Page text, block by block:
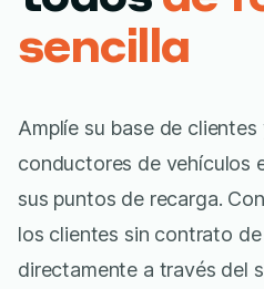
sencilla
Amplíe su base de
conductores de vehículos
sus puntos de recarga.
los clientes sin contrato
directamente a través del